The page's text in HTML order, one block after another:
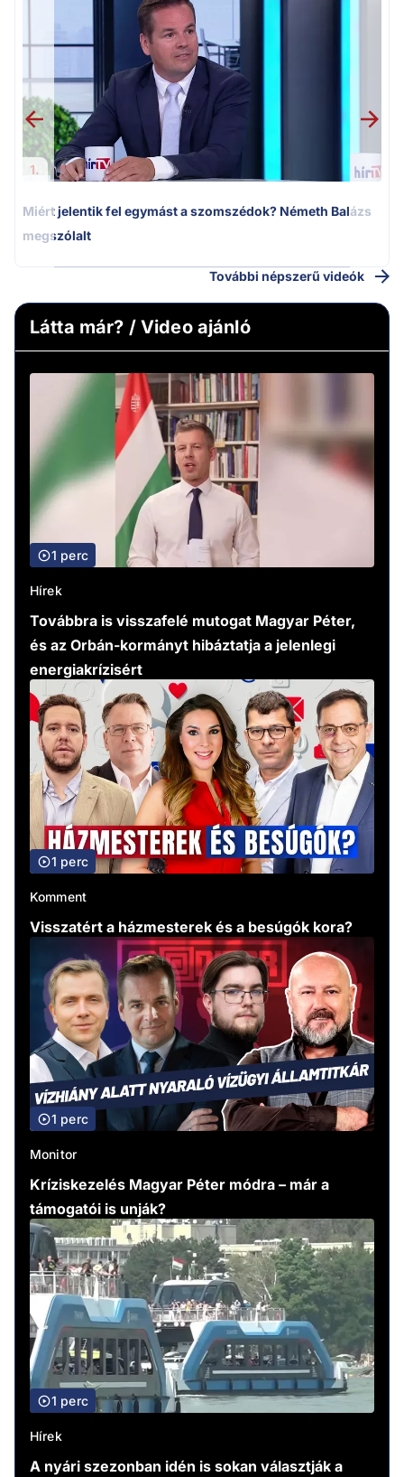
1.
Miért jelentik fel egymást a szomszédok? Németh Balázs
megszólalt
További népszerű videók
Látta már? / Video ajánló
1 perc
Hírek
Továbbra is visszafelé mutogat Magyar Péter,
és az Orbán-kormányt hibáztatja a jelenlegi
energiakrízisért
1 perc
Komment
Visszatért a házmesterek és a besúgók kora?
1 perc
Monitor
Kríziskezelés Magyar Péter módra – már a
támogatói is unják?
1 perc
Hírek
A nyári szezonban idén is sokan választják a